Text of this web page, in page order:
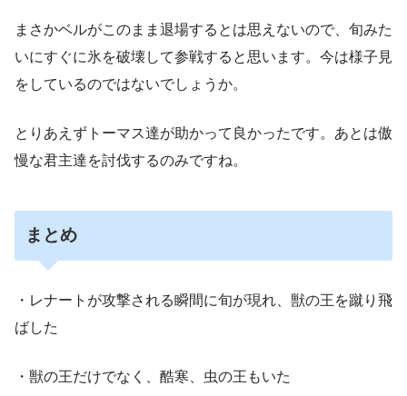
まさかベルがこのまま退場するとは思えないので、旬みた
いにすぐに氷を破壊して参戦すると思います。今は様子見
をしているのではないでしょうか。
とりあえずトーマス達が助かって良かったです。あとは傲
慢な君主達を討伐するのみですね。
まとめ
・レナートが攻撃される瞬間に旬が現れ、獣の王を蹴り飛
ばした
・獣の王だけでなく、酷寒、虫の王もいた